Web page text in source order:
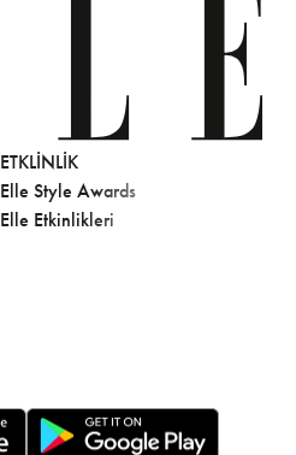
ETKLINLIK
Elle Style Awards
Elle Etkinlikleri